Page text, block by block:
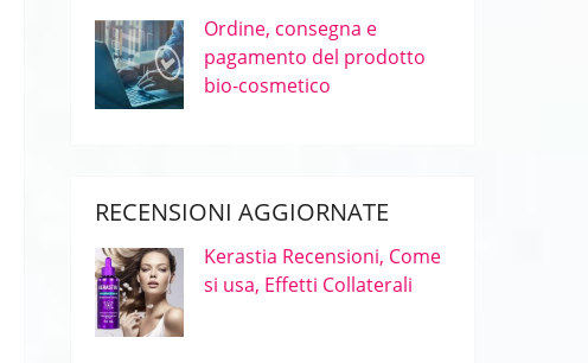
Ordine, consegna e
pagamento del prodotto
bio-cosmetico
RECENSIONI AGGIORNATE
Kerastia Recensioni, Come
si usa, Effetti Collaterali